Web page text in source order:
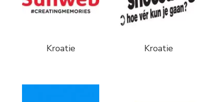
Kroatie Kroatie